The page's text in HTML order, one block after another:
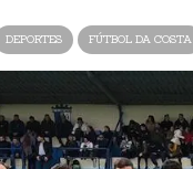
DEPORTES FÚTBOL DA COSTA